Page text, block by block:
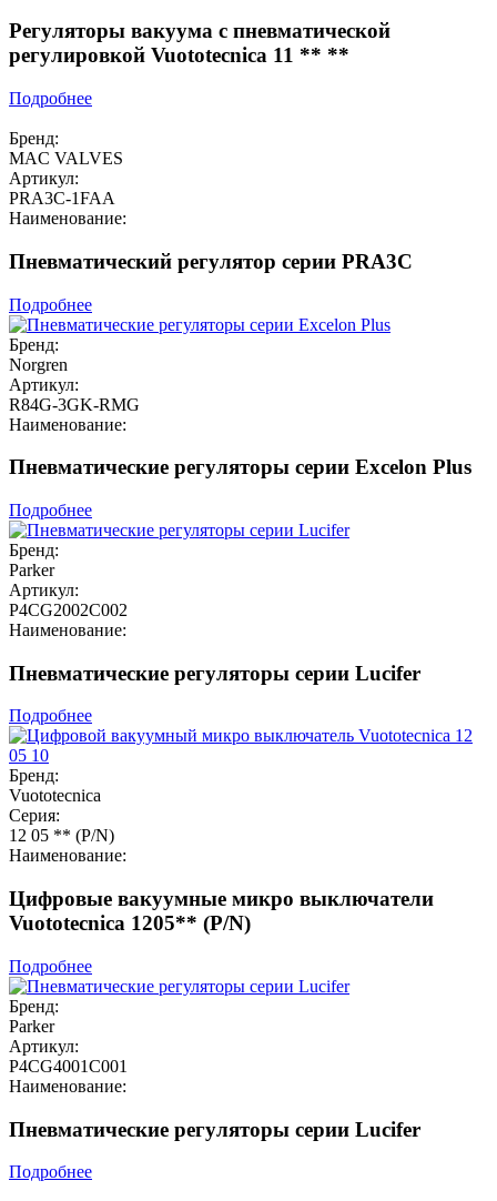
Регуляторы вакуума с пневматической
регулировкой Vuototecnica 11 ** **
Подробнее
Бренд:
MAC VALVES
Артикул:
PRA3C-1FAA
Наименование:
Пневматический регулятор серии PRA3C
Подробнее
Бренд:
Norgren
Артикул:
R84G-3GK-RMG
Наименование:
Пневматические регуляторы серии Excelon Plus
Подробнее
Бренд:
Parker
Артикул:
P4CG2002C002
Наименование:
Пневматические регуляторы серии Lucifer
Подробнее
Бренд:
Vuototecnica
Серия:
12 05 ** (P/N)
Наименование:
Цифровые вакуумные микро выключатели
Vuototecnica 1205** (P/N)
Подробнее
Бренд:
Parker
Артикул:
P4CG4001C001
Наименование:
Пневматические регуляторы серии Lucifer
Подробнее